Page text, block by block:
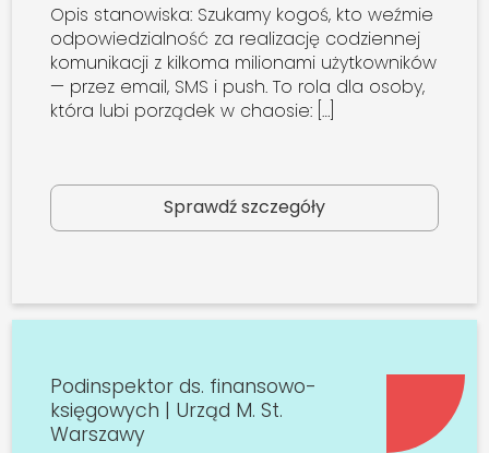
Opis stanowiska: Szukamy kogoś, kto weźmie
odpowiedzialność za realizację codziennej
komunikacji z kilkoma milionami użytkowników
— przez email, SMS i push. To rola dla osoby,
która lubi porządek w chaosie: […]
Sprawdź szczegóły
Podinspektor ds. finansowo-
księgowych | Urząd M. St.
Warszawy